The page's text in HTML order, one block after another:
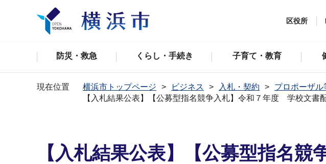
区役所
防災・救急 くらし・手続き 子育て・教育
現在位置 横浜市トップページ ビジネス 入札・契約 プロポーザル
【入札結果公表】【公募型指名競争入札】令和７年度 学校文書
【入札結果公表】【公募型指名